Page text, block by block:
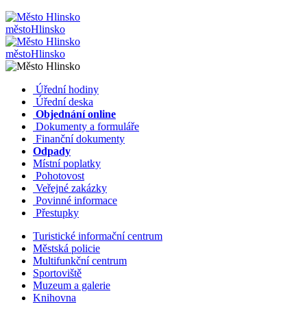
městoHlinsko
městoHlinsko
Úřední hodiny
Úřední deska
Objednání online
Dokumenty a formuláře
Finanční dokumenty
Odpady
Místní poplatky
Pohotovost
Veřejné zakázky
Povinné informace
Přestupky
Turistické informační centrum
Městská policie
Multifunkční centrum
Sportoviště
Muzeum a galerie
Knihovna